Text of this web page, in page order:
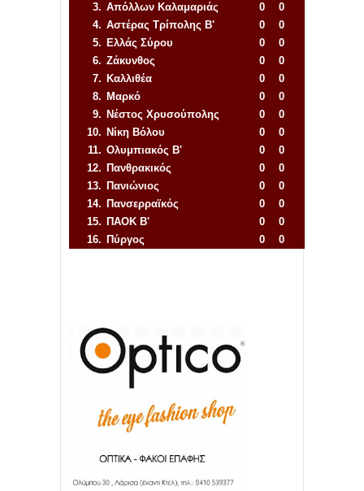
3. Απόλλων Καλαμαριάς 0
0
4. Αστέρας Τρίπολης Β' 0
0
5. Ελλάς Σύρου 0
0
6. Ζάκυνθος 0
0
7. Καλλιθέα 0
0
8. Μαρκό 0
0
9. Νέστος Χρυσούπολης 0
0
10. Νίκη Βόλου 0
0
11. Ολυμπιακός Β' 0
0
12. Πανθρακικός 0
0
13. Πανιώνιος 0
0
14. Πανσερραϊκός 0
0
15. ΠΑΟΚ Β' 0
0
16. Πύργος 0
0